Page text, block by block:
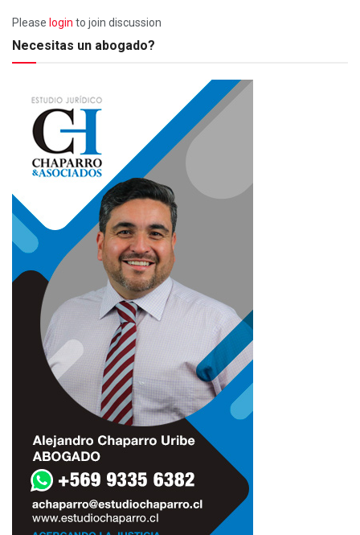
Please login to join discussion
Necesitas un abogado?